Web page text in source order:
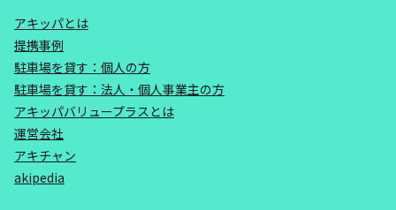
アキッパとは
提携事例
駐車場を貸す：個人の方
駐車場を貸す：法人・個人事業主の方
アキッパバリュープラスとは
運営会社
アキチャン
akipedia